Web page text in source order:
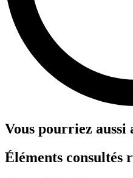
Vous pourriez aussi
Éléments consultés